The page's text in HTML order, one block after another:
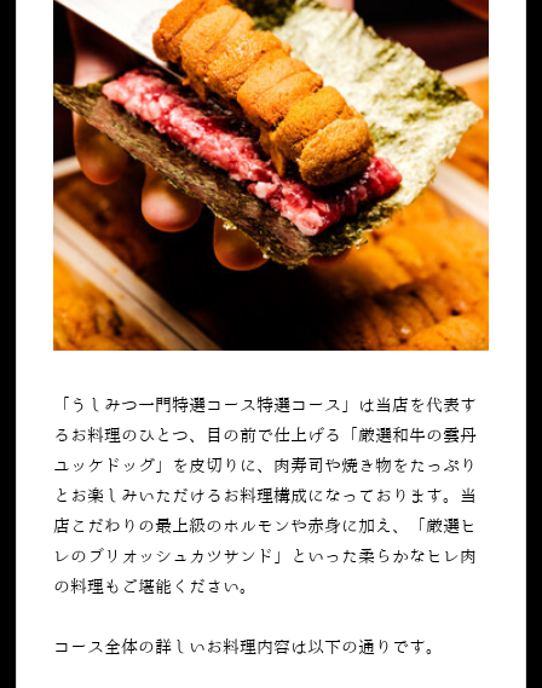
「うしみつ一門特選コース特選コース」は当店を代表す
るお料理のひとつ、目の前で仕上げる「厳選和牛の雲丹
ユッケドッグ」を皮切りに、肉寿司や焼き物をたっぷり
とお楽しみいただけるお料理構成になっております。当
店こだわりの最上級のホルモンや赤身に加え、「厳選ヒ
レのブリオッシュカツサンド」といった柔らかなヒレ肉
の料理もご堪能ください。
コース全体の詳しいお料理内容は以下の通りです。